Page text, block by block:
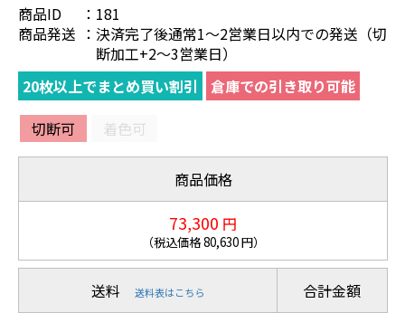
商品ID ： 181
商品発送 ： 決済完了後通常1～2営業日以内での発送（切
断加工+2～3営業日）
20枚以上でまとめ買い割引
倉庫での引き取り可能
切断可
着色可
商品価格
73,300 円
（税込価格80,630円）
送料 送料表はこちら 合計金額